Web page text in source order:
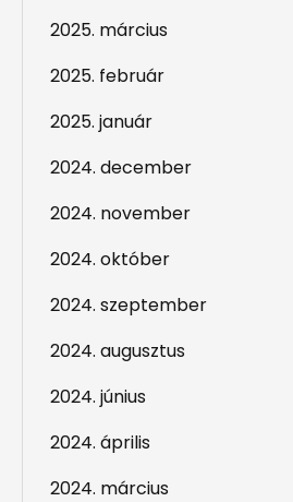
2025. március
2025. február
2025. január
2024. december
2024. november
2024. október
2024. szeptember
2024. augusztus
2024. június
2024. április
2024. március